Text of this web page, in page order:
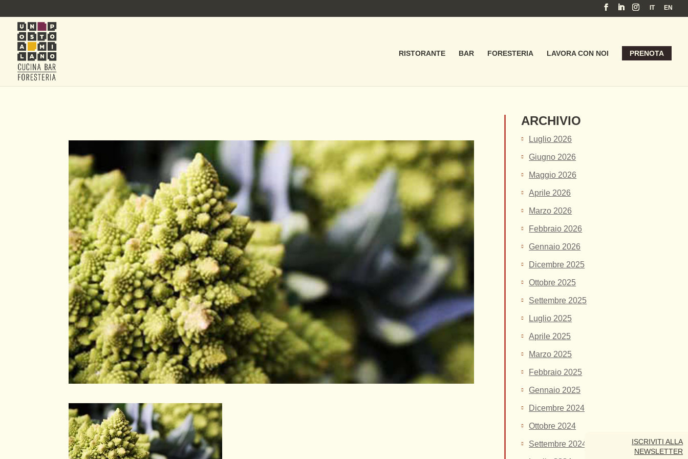
IT EN
RISTORANTE BAR FORESTERIA LAVORA CON NOI PRENOTA
ARCHIVIO
Luglio 2026
Giugno 2026
Maggio 2026
Aprile 2026
Marzo 2026
Febbraio 2026
Gennaio 2026
Dicembre 2025
Ottobre 2025
Settembre 2025
Luglio 2025
Aprile 2025
Marzo 2025
Febbraio 2025
Gennaio 2025
Dicembre 2024
Ottobre 2024
Settembre 2024
ISCRIVITI ALLA
NEWSLETTER